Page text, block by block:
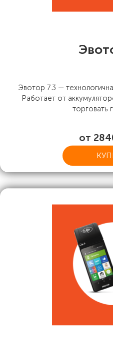
Эвотор 7.3 —
Работает от
торговать
от